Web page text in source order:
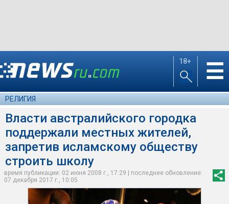
18+ ☰
РЕЛИГИЯ
Власти австралийского городка
поддержали местных жителей,
запретив исламскому обществу
строить школу
время публикации: 02 июня 2008 г., 17:29 | последнее обновление:
07 декабря 2017 г., 10:05